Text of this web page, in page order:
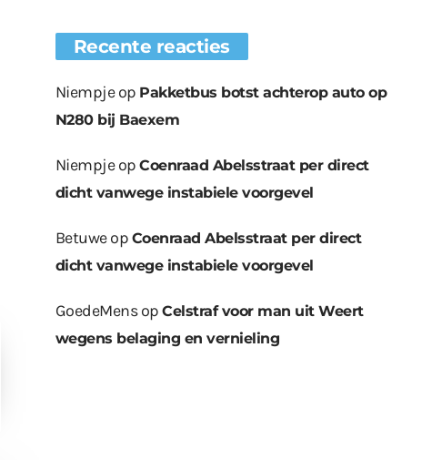
Recente reacties
Niempjeop Pakketbus botst achterop auto op
N280 bij Baexem
NiempjeopCoenraad Abelsstraat per direct
dicht vanwege instabiele voorgevel
Betuweop Coenraad Abelsstraat per direct
dicht vanwege instabiele voorgevel
GoedeMensopCelstraf voor man uit Weert
wegens belaging en vernieling